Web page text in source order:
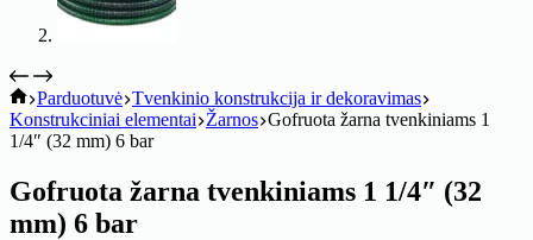
koitik
Parduotuvė Tvenkinio konstrukcija ir dekoravimas
Konstrukciniai elementai Žarnos Gofruota žarna tvenkiniams 1
1/4″ (32 mm) 6 bar
Gofruota žarna tvenkiniams 1 1/4″ (32
mm) 6 bar